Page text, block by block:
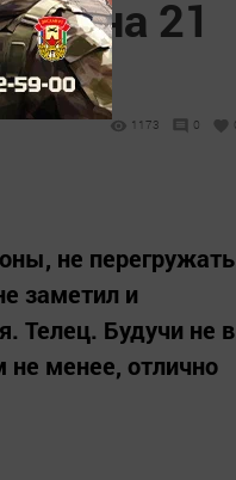
на 21
1173 0
не перегружать
заметил и
Телец. Будучи не в
не менее, отлично